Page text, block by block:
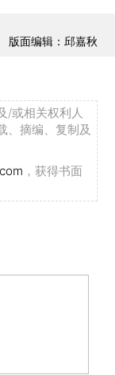
版面编辑：邱嘉秋
/或相关权利人
、摘编、复制及
，获得书面